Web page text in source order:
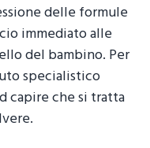
delle formule
immediato alle
del bambino. Per
specialistico
capire che si tratta